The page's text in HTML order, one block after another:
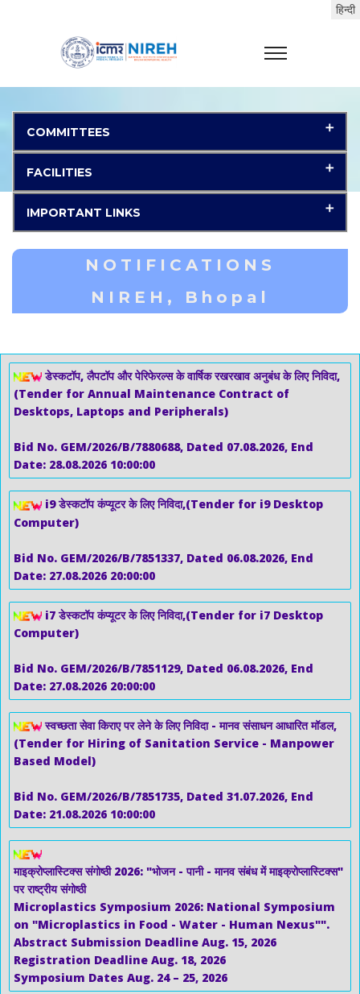
COMMITTEES
FACILITIES
IMPORTANT LINKS
NOTIFICATIONS
NIREH, Bhopal
डेस्कटॉप, लैपटॉप और पेरिफेरल्स के वार्षिक रखरखाव अनुबंध के लिए निविदा,
(Tender for Annual Maintenance Contract of
Desktops, Laptops and Peripherals)
Bid No. GEM/2026/B/7880688, Dated 07.08.2026, End
Date: 28.08.2026 10:00:00
i9 डेस्कटॉप कंप्यूटर के लिए निविदा,(Tender for i9 Desktop
Computer)
Bid No. GEM/2026/B/7851337, Dated 06.08.2026, End
Date: 27.08.2026 20:00:00
i7 डेस्कटॉप कंप्यूटर के लिए निविदा,(Tender for i7 Desktop
Computer)
Bid No. GEM/2026/B/7851129, Dated 06.08.2026, End
Date: 27.08.2026 20:00:00
स्वच्छता सेवा किराए पर लेने के लिए निविदा - मानव संसाधन आधारित मॉडल,
(Tender for Hiring of Sanitation Service - Manpower
Based Model)
Bid No. GEM/2026/B/7851735, Dated 31.07.2026, End
Date: 21.08.2026 10:00:00
माइक्रोप्लास्टिक्स संगोष्ठी 2026: "भोजन - पानी - मानव संबंध में माइक्रोप्लास्टिक्स"
पर राष्ट्रीय संगोष्ठी
Microplastics Symposium 2026: National Symposium
on "Microplastics in Food - Water - Human Nexus"".
Abstract Submission Deadline Aug. 15, 2026
Registration Deadline Aug. 18, 2026
Symposium Dates Aug. 24 – 25, 2026